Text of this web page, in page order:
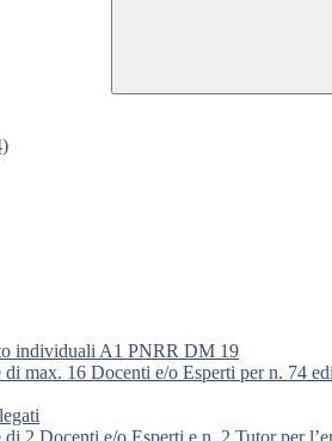
individuali A1 PNRR DM 19
max. 16 Docenti e/o Esperti per n. 74